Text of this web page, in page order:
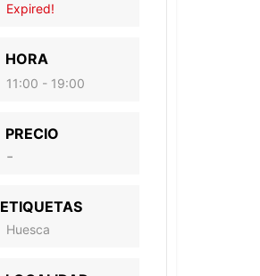
Expired!
HORA
11:00 - 19:00
PRECIO
-
ETIQUETAS
Huesca